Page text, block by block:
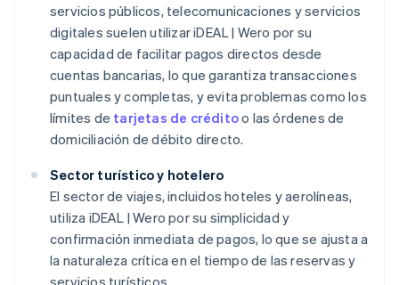
servicios públicos, telecomunicaciones y servicios
digitales suelen utilizar iDEAL | Wero por su
capacidad de facilitar pagos directos desde
cuentas bancarias, lo que garantiza transacciones
puntuales y completas, y evita problemas como los
límites de tarjetas de créditoo las órdenes de
domiciliación de débito directo.
Sector turístico y hotelero
El sector de viajes, incluidos hoteles y aerolíneas,
utiliza iDEAL | Wero por su simplicidad y
confirmación inmediata de pagos, lo que se ajusta a
la naturaleza crítica en el tiempo de las reservas y